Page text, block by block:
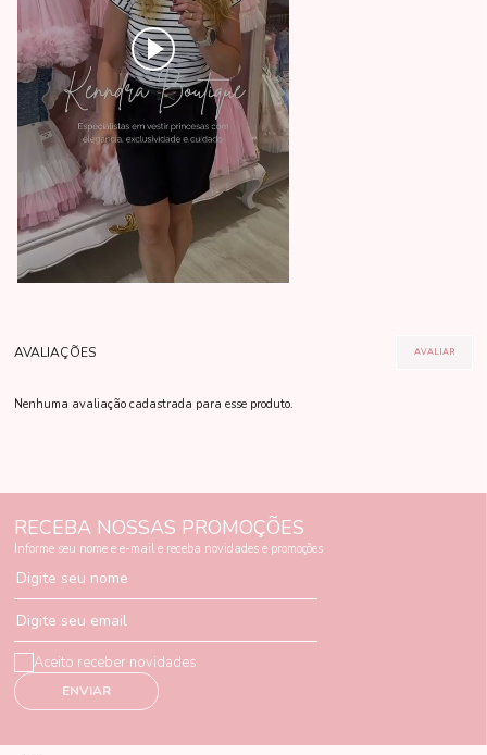
Nenhuma avaliação cadastrada para esse produto.
RECEBA NOSSAS PROMOÇÕES
Informe seu nome e e-mail e receba novidades e promoções
Digite seu nome
Digite seu email
ENVIAR
Aceito receber novidades